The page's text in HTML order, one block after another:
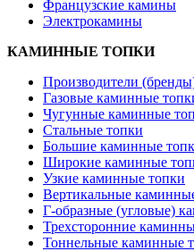
Французские камины
Электрокамины
КАМИННЫЕ ТОПКИ
Производители
Газовые каминные
Чугунные каминные
Стальные топки
Большие каминные
Широкие каминные
Узкие каминные топки
Вертикальные
Г-образные (угловые)
Трехсторонние
Тоннельные каминные